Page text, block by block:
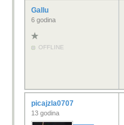
Gallu
6 godina
OFFLINE
picajzla0707
13 godina